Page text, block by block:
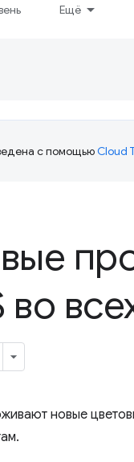
Ещё
с помощьюCloud
новые